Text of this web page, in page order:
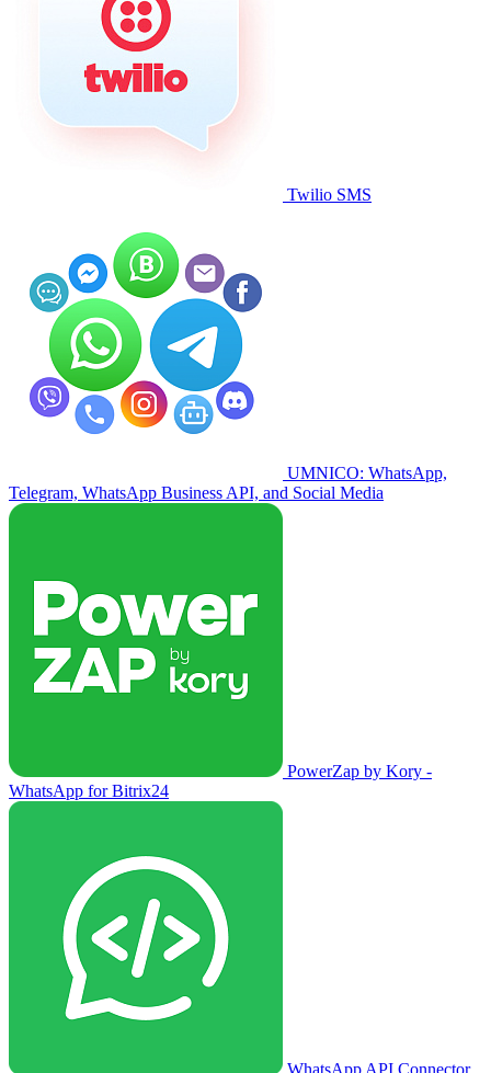
Twilio SMS
UMNICO: WhatsApp,
Telegram, WhatsApp Business API, and Social Media
PowerZap by Kory -
WhatsApp for Bitrix24
WhatsApp API Connector